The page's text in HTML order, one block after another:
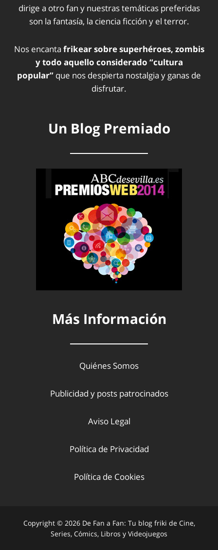
dirige a otro fan y nuestras temáticas preferidas
son la fantasía, la ciencia ficción y el terror.
Nos encanta frikear sobre superhéroes, zombis
y todo aquello considerado “cultura
popular” que nos despierta nostalgia y ganas de
disfrutar.
Un Blog Premiado
Más Información
Quiénes Somos
Publicidad y posts patrocinados
Aviso Legal
Política de Privacidad
Política de Cookies
Copyright © 2026 De Fan a Fan: Tu blog friki de Cine,
Series, Cómics, Libros y Videojuegos